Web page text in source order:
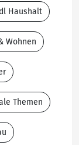
Haushalt
Wohnen
Themen